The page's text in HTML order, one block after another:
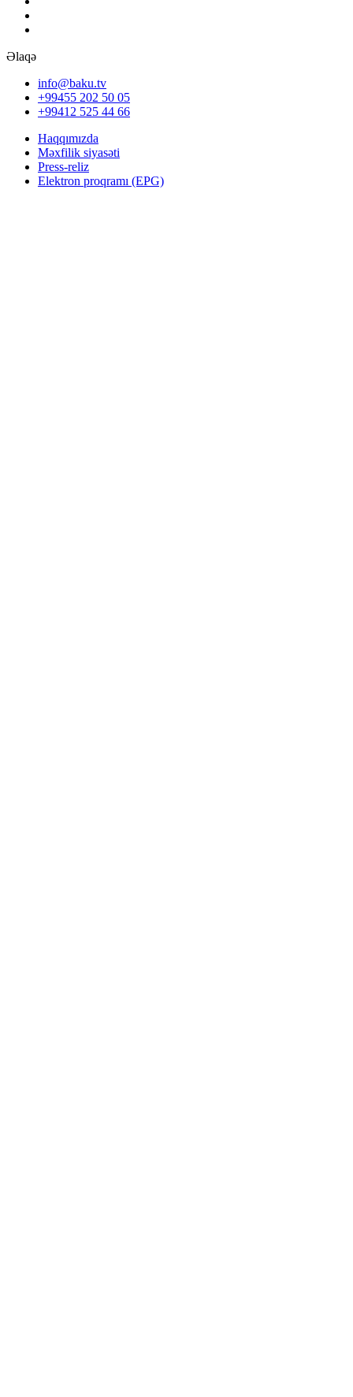
Əlaqə
info@baku.tv
+99455 202 50 05
+99412 525 44 66
Haqqımızda
Məxfilik siyasəti
Press-reliz
Elektron proqramı (EPG)